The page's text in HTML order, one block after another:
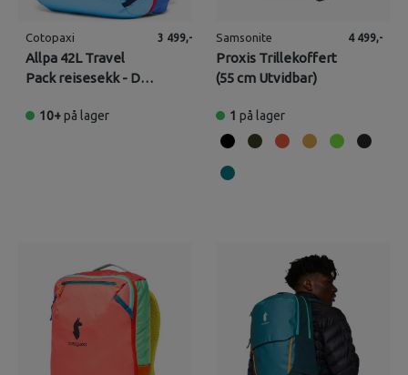
Cotopaxi
Allpa 42L Travel
Pack reisesekk - Del
3 499,-
10+på lager
Samsonite
Proxis Trillekoffert
(55 cm Utvidbar)
4 499,-
1 på lager